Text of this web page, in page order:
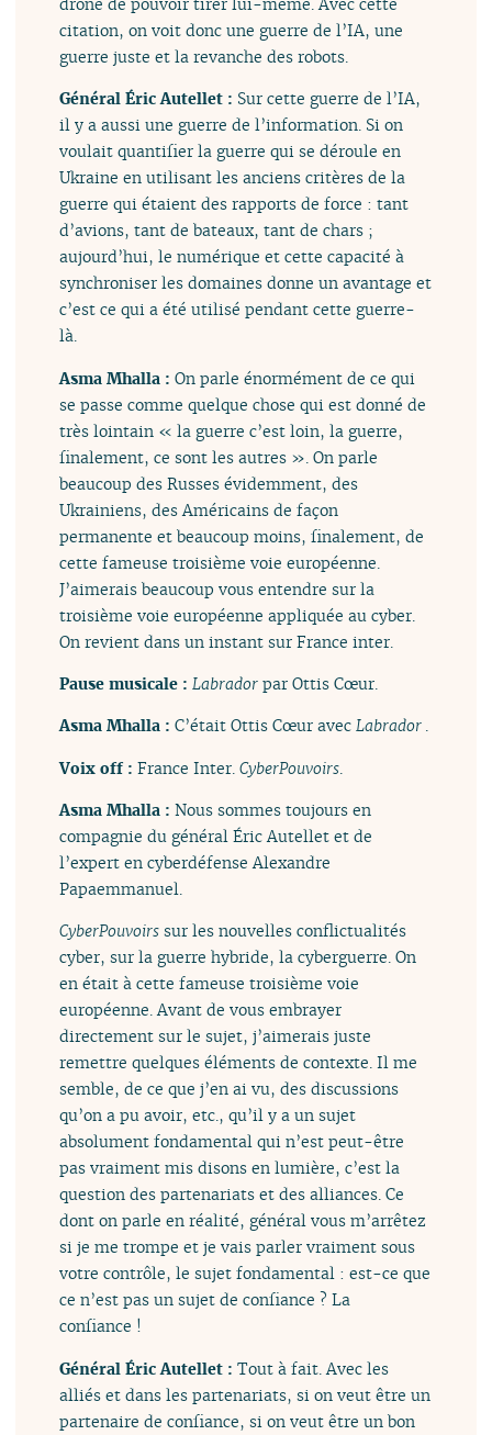
citation, on voit donc une guerre de l’IA, une
guerre juste et la revanche des robots.
Général Éric Autellet : Sur cette guerre de l’IA,
il y a aussi une guerre de l’information. Si on
voulait quantifier la guerre qui se déroule en
Ukraine en utilisant les anciens critères de la
guerre qui étaient des rapports de force : tant
d’avions, tant de bateaux, tant de chars ;
aujourd’hui, le numérique et cette capacité à
synchroniser les domaines donne un avantage et
c’est ce qui a été utilisé pendant cette guerre-
là.
Asma Mhalla :On parle énormément de ce qui
se passe comme quelque chose qui est donné de
très lointain « la guerre c’est loin, la guerre,
finalement, ce sont les autres ». On parle
beaucoup des Russes évidemment, des
Ukrainiens, des Américains de façon
permanente et beaucoup moins, finalement, de
cette fameuse troisième voie européenne.
J’aimerais beaucoup vous entendre sur la
troisième voie européenne appliquée au cyber.
On revient dans un instant sur France inter.
Pause musicale :Labrador par Ottis Cœur.
Asma Mhalla :C’était Ottis Cœur avecLabrador .
Voix off :France Inter.CyberPouvoirs
Asma Mhalla :Nous sommes toujours en
compagnie du général Éric Autellet et de
l’expert en cyberdéfense Alexandre
Papaemmanuel.
CyberPouvoirs sur les nouvelles conflictualités
cyber, sur la guerre hybride, la cyberguerre. On
en était à cette fameuse troisième voie
européenne. Avant de vous embrayer
directement sur le sujet, j’aimerais juste
remettre quelques éléments de contexte. Il me
semble, de ce que j’en ai vu, des discussions
qu’on a pu avoir, etc., qu’il y a un sujet
absolument fondamental qui n’est peut-être
pas vraiment mis disons en lumière, c’est la
question des partenariats et des alliances. Ce
dont on parle en réalité, général vous m’arrêtez
si je me trompe et je vais parler vraiment sous
votre contrôle, le sujet fondamental : est-ce que
ce n’est pas un sujet de confiance ? La
confiance !
Général Éric Autellet :Tout à fait. Avec les
alliés et dans les partenariats, si on veut être un
partenaire de confiance, si on veut être un bon